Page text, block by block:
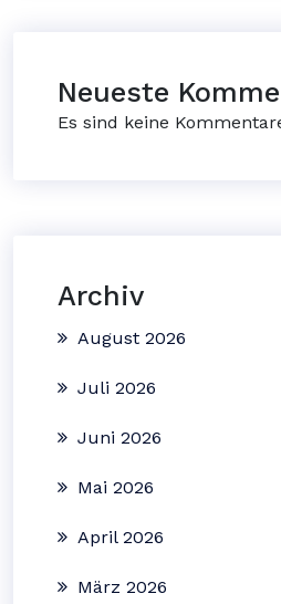
Neueste
Es sind keine
Archiv
August 2026
Juli 2026
Juni 2026
Mai 2026
April 2026
März 2026